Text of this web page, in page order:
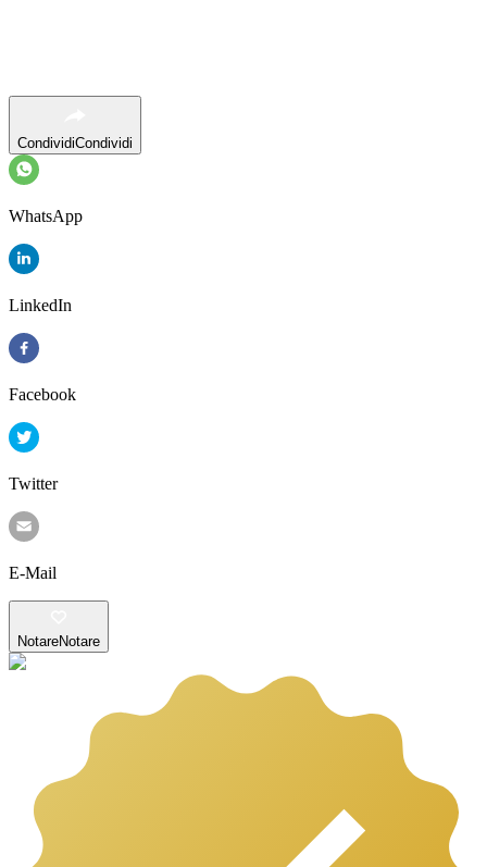
CondividiCondividi
WhatsApp
LinkedIn
Facebook
Twitter
E-Mail
NotareNotare